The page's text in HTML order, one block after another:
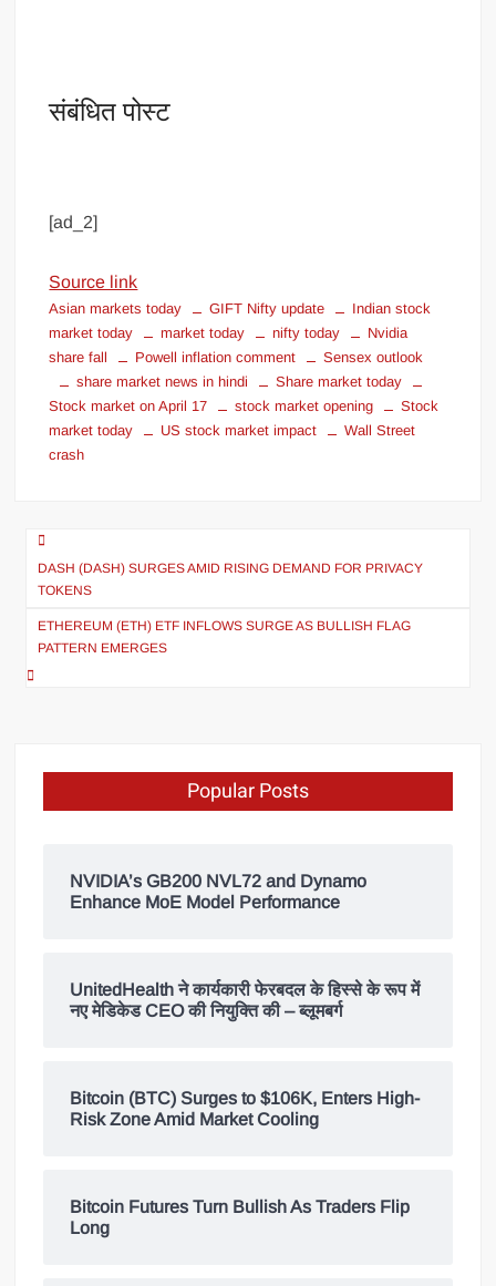
संबंधित पोस्ट
[ad_2]
Source link
Asian markets today GIFT Nifty update
Indian stock
market today
market today nifty today
Nvidia
share fall
Powell inflation comment
Sensex outlook
share market news in hindi
Share market today
Stock market on April 17
stock market opening
Stock
market today
US stock market impact
Wall Street
crash
DASH (DASH) SURGES AMID RISING DEMAND FOR PRIVACY
TOKENS
ETHEREUM (ETH) ETF INFLOWS SURGE AS BULLISH FLAG
PATTERN EMERGES
Popular Posts
NVIDIA’s GB200 NVL72 and Dynamo
Enhance MoE Model Performance
UnitedHealth ने कार्यकारी फेरबदल के हिस्से के रूप में
नए मेडिकेड CEO की नियुक्ति की – ब्लूमबर्ग
Bitcoin (BTC) Surges to $106K, Enters High-
Risk Zone Amid Market Cooling
Bitcoin Futures Turn Bullish As Traders Flip
Long